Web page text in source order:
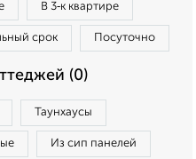
В 3‑к квартире
срок Посуточно
(0)
Таунхаусы
Из сип панелей